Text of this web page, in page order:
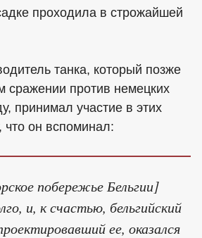
проходила в строжайшей
танка, который позже
сражении против немецких
принимал участие в этих
что он вспоминал:
побережье Бельгии]
и, к счастью, бельгийский
ее, оказался